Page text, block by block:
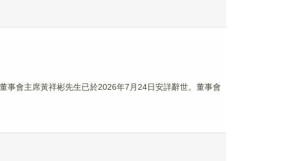
事會主席黃祥彬先生已於2026年7月24日安詳辭世。董事會